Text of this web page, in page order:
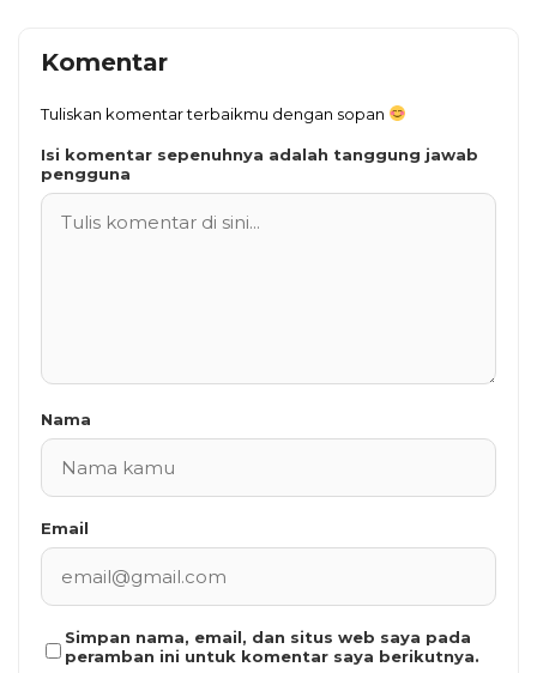
Komentar
Tuliskan komentar terbaikmu dengan sopan
Isi komentar sepenuhnya adalah tanggung jawab
pengguna
Nama
Email
Simpan nama, email, dan situs web saya pada
peramban ini untuk komentar saya berikutnya.